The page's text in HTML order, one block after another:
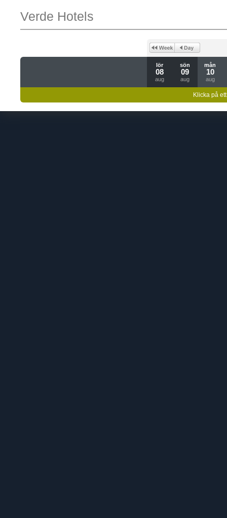
Verde Hotels
lör
08
aug
sön
09
aug
mån
10
aug
Klicka på